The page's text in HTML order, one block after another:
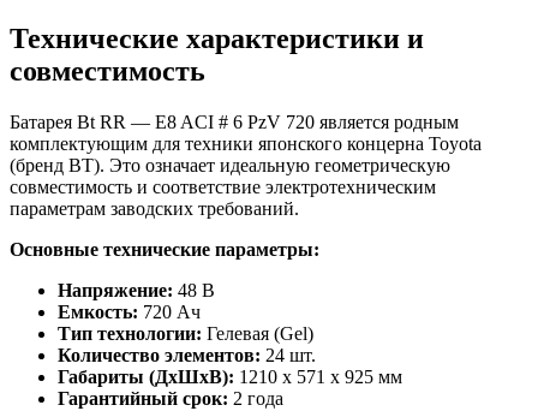
Технические характеристики и
совместимость
Батарея Bt RR — E8 ACI # 6 PzV 720 является родным
комплектующим для техники японского концерна Toyota
(бренд BT). Это означает идеальную геометрическую
совместимость и соответствие электротехническим
параметрам заводских требований.
Основные технические параметры:
Напряжение: 48 В
Емкость: 720 Ач
Тип технологии: Гелевая (Gel)
Количество элементов: 24 шт.
Габариты (ДхШхВ): 1210 х 571 х 925 мм
Гарантийный срок: 2 года